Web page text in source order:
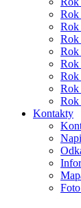
Rok
Rok
Rok
Rok
Rok
Rok
Rok
Rok
Kontakty